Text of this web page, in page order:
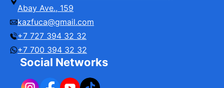
Abay Ave., 159
kazfuca@gmail.com
+7 727 394 32 32
+7 700 394 32 32
Social Networks